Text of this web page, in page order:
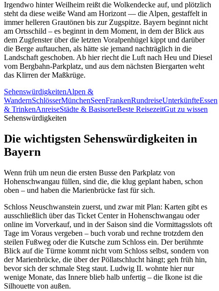
Irgendwo hinter Weilheim reißt die Wolkendecke auf, und plötzlich
steht da diese weiße Wand am Horizont — die Alpen, gestaffelt in
immer helleren Grautönen bis zur Zugspitze. Bayern beginnt nicht
am Ortsschild – es beginnt in dem Moment, in dem der Blick aus
dem Zugfenster über die letzten Voralpenhügel kippt und darüber
die Berge auftauchen, als hätte sie jemand nachträglich in die
Landschaft geschoben. Ab hier riecht die Luft nach Heu und Diesel
vom Bergbahn-Parkplatz, und aus dem nächsten Biergarten weht
das Klirren der Maßkrüge.
SehenswürdigkeitenAlpen &
WandernSchlösserMünchenSeenFrankenRundreiseUnterkünfteEssen
& TrinkenAnreiseStädte & BasisorteBeste ReisezeitGut zu wissen
Sehenswürdigkeiten
Die wichtigsten Sehenswürdigkeiten in
Bayern
Wenn früh um neun die ersten Busse den Parkplatz von
Hohenschwangau füllen, sind die, die klug geplant haben, schon
oben – und haben die Marienbrücke fast für sich.
Schloss Neuschwanstein zuerst, und zwar mit Plan: Karten gibt es
ausschließlich über das Ticket Center in Hohenschwangau oder
online im Vorverkauf, und in der Saison sind die Vormittagsslots oft
Tage im Voraus vergeben – buch vorab und rechne trotzdem den
steilen Fußweg oder die Kutsche zum Schloss ein. Der berühmte
Blick auf die Türme kommt nicht vom Schloss selbst, sondern von
der Marienbrücke, die über der Pöllatschlucht hängt; geh früh hin,
bevor sich der schmale Steg staut. Ludwig II. wohnte hier nur
wenige Monate, das Innere blieb halb unfertig – die Ikone ist die
Silhouette von außen.